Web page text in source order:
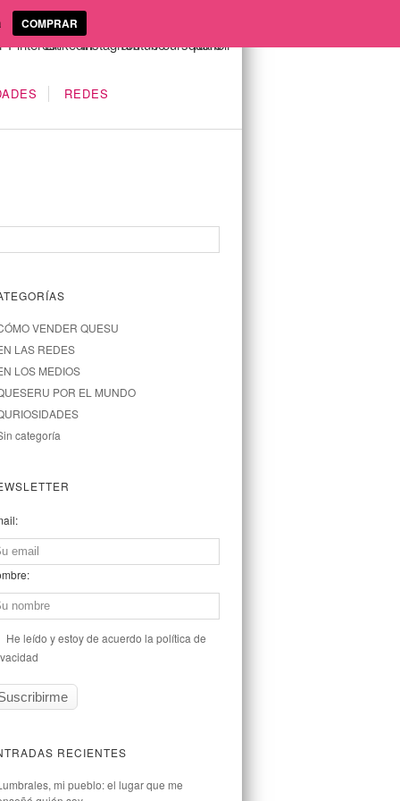
REDES
VENDER QUESU
LAS REDES
LOS MEDIOS
POR EL MUNDO
categoría
He leído y estoy de acuerdo la política de
RECIENTES
mi pueblo: el lugar que me
COMPRAR